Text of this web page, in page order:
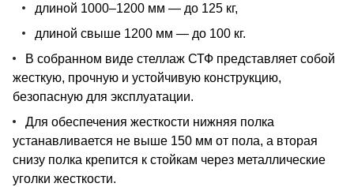
длиной 1000–1200 мм — до 125 кг,
длиной свыше 1200 мм — до 100 кг.
В собранном виде стеллаж СТФ представляет собой
жесткую, прочную и устойчивую конструкцию,
безопасную для эксплуатации.
Для обеспечения жесткости нижняя полка
устанавливается не выше 150 мм от пола, а вторая
снизу полка крепится к стойкам через металлические
уголки жесткости.